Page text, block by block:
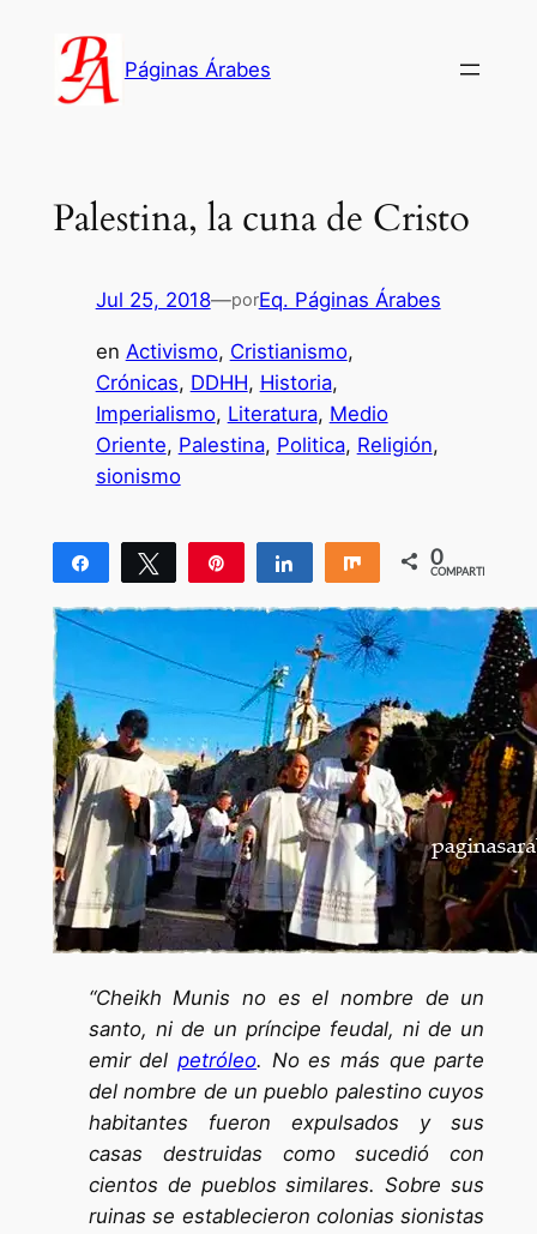
contenido
Páginas Árabes
Palestina, la cuna de Cristo
Jul 25, 2018—porEq. Páginas Árabes
en Activismo, Cristianismo
Crónicas, DDHH, Historia
Imperialismo, Literatura, Medio
Oriente, Palestina, Politica, Religión
sionismo
Compartir Twittear Compartir Compartir
0
COMPARTIR
“Cheikh Munis no es el nombre de un
santo, ni de un príncipe feudal, ni de un
emir delpetróleo. No es más que parte
del nombre de un pueblo palestino cuyos
habitantes fueron expulsados y sus
casas destruidas como sucedió con
cientos de pueblos similares. Sobre sus
ruinas se establecieron colonias sionistas